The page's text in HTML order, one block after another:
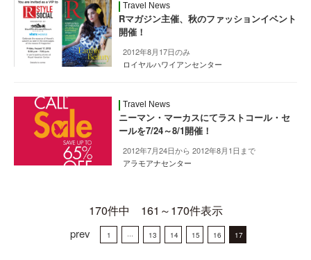
Travel News
Rマガジン主催、秋のファッションイベント
開催！
2012年8月17日のみ
ロイヤルハワイアンセンター
Travel News
ニーマン・マーカスにてラストコール・セ
ールを7/24～8/1開催！
2012年7月24日から 2012年8月1日まで
アラモアナセンター
170件中 161～170件表示
prev 1 ··· 13 14 15 16 17